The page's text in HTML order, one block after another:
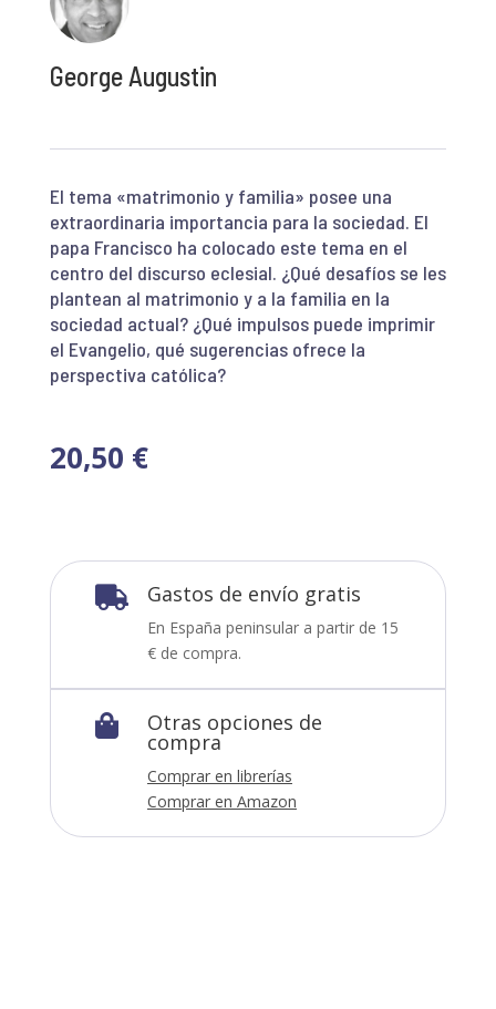
George Augustin
El tema «matrimonio y familia» posee una
extraordinaria importancia para la sociedad. El
papa Francisco ha colocado este tema en el
centro del discurso eclesial. ¿Qué desafíos se les
plantean al matrimonio y a la familia en la
sociedad actual? ¿Qué impulsos puede imprimir
el Evangelio, qué sugerencias ofrece la
perspectiva católica?
20,50 €
 Gastos de envío gratis
En España peninsular a partir de 15
€ de compra.
 Otras opciones de
compra
Comprar en librerías
Comprar en Amazon